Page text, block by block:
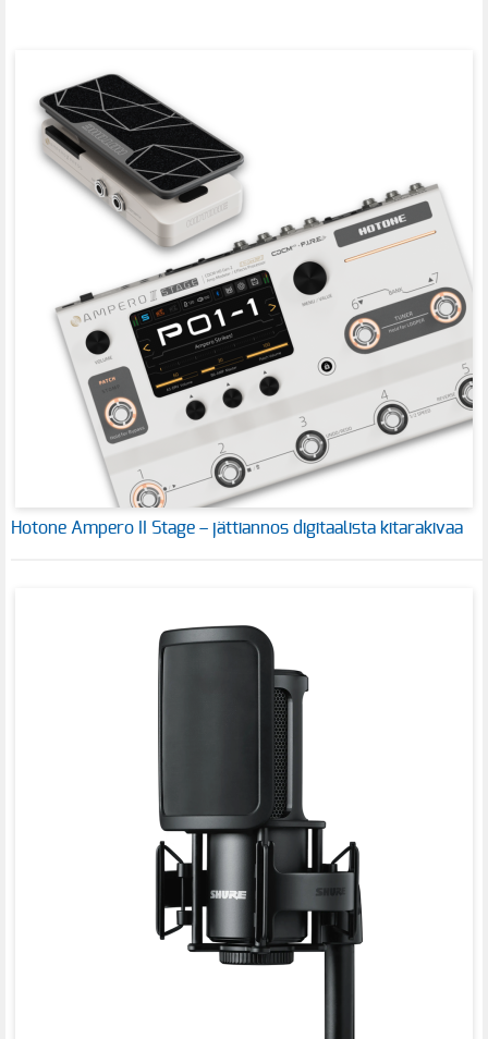
Hotone Ampero II Stage – jättiannos digitaalista kitarakivaa